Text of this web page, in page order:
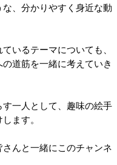
、分かりやすく身近な動
いるテーマについても、
道筋を一緒に考えていき
一人として、趣味の絵手
ます。
んと一緒にこのチャンネ